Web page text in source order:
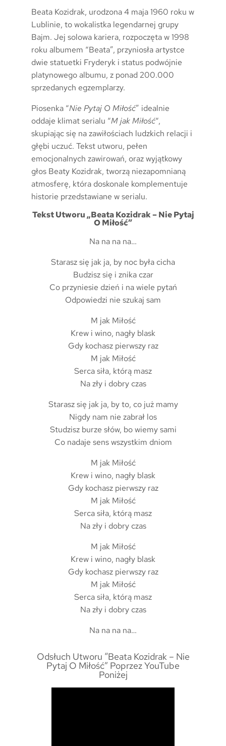
Beata Kozidrak, urodzona 4 maja 1960 roku w
Lublinie, to wokalistka legendarnej grupy
Bajm. Jej solowa kariera, rozpoczęta w 1998
roku albumem “Beata”, przyniosła artystce
dwie statuetki Fryderyk i status podwójnie
platynowego albumu, z ponad 200.000
sprzedanych egzemplarzy.
Piosenka “Nie Pytaj O Miłość” idealnie
oddaje klimat serialu “M jak Miłość“,
skupiając się na zawiłościach ludzkich relacji i
głębi uczuć. Tekst utworu, pełen
emocjonalnych zawirowań, oraz wyjątkowy
głos Beaty Kozidrak, tworzą niezapomnianą
atmosferę, która doskonale komplementuje
historie przedstawiane w serialu.
Tekst Utworu „Beata Kozidrak – Nie Pytaj
O Miłość”
Na na na na…
Starasz się jak ja, by noc była cicha
Budzisz się i znika czar
Co przyniesie dzień i na wiele pytań
Odpowiedzi nie szukaj sam
M jak Miłość
Krew i wino, nagły blask
Gdy kochasz pierwszy raz
M jak Miłość
Serca siła, którą masz
Na zły i dobry czas
Starasz się jak ja, by to, co już mamy
Nigdy nam nie zabrał los
Studzisz burze słów, bo wiemy sami
Co nadaje sens wszystkim dniom
M jak Miłość
Krew i wino, nagły blask
Gdy kochasz pierwszy raz
M jak Miłość
Serca siła, którą masz
Na zły i dobry czas
M jak Miłość
Krew i wino, nagły blask
Gdy kochasz pierwszy raz
M jak Miłość
Serca siła, którą masz
Na zły i dobry czas
Na na na na…
Odsłuch Utworu “Beata Kozidrak – Nie
Pytaj O Miłość” Poprzez YouTube
Poniżej